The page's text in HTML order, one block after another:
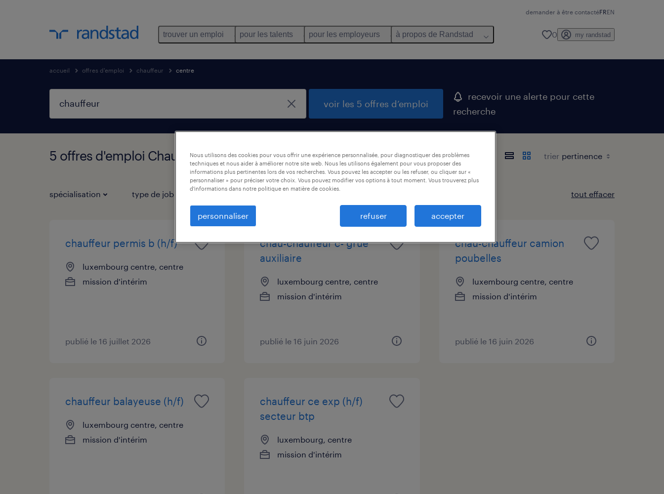
demander à être contactéFREN
trouver un emploi pour les talents pour les employeurs à propos de Randstad 0 my randstad
accueil offres d'emploi chauffeur centre
voir les 5 offres d’emploi
recevoir une alerte pour cette
recherche
5 offres d'emploi Chauffeur trouvées à Centre trier
spécialisation type de job tout effacer
chauffeur permis b (h/f)
luxembourg centre, centre
mission d'intérim
publié le 16 juillet 2026
chau-chauffeur c- grue
auxiliaire
luxembourg centre, centre
mission d'intérim
publié le 16 juin 2026
chau-chauffeur camion
poubelles
luxembourg centre, centre
mission d'intérim
publié le 16 juin 2026
chauffeur balayeuse (h/f)
luxembourg centre, centre
mission d'intérim
chauffeur ce exp (h/f)
secteur btp
luxembourg, centre
mission d'intérim
Nous utilisons des cookies pour vous offrir une expérience personnalisée, pour diagnostiquer des problèmes
techniques et nous aider à améliorer notre site web. Nous les utilisons également pour vous proposer des
informations plus pertinentes lors de vos recherches. Vous pouvez les accepter ou les refuser, ou cliquer sur «
personnaliser » pour préciser votre choix. Vous pouvez modifier vos options à tout moment. Vous trouverez plus
d'informations dans notre politique en matière de cookies.
personnaliser refuser accepter